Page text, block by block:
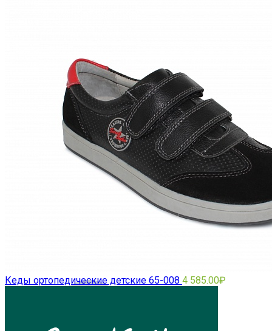
РУКАВА
Кеды ортопедические детские 65-008 4 585.00₽